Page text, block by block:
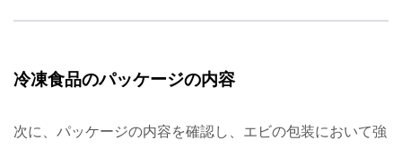
冷凍食品のパッケージの内容
次に、パッケージの内容を確認し、エビの包装において強